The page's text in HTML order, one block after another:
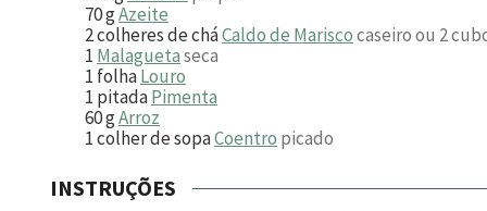
70gAzeite
2colheres de cháCaldo de Mariscocaseiro ou 2
1 Malaguetaseca
1 folhaLouro
1 pitadaPimenta
60gArroz
1colher de sopaCoentro picado
INSTRUÇÕES